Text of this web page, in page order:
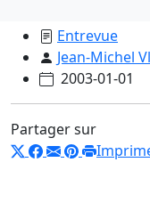
Entrevue
Jean-Michel
2003-01-01
Partager sur